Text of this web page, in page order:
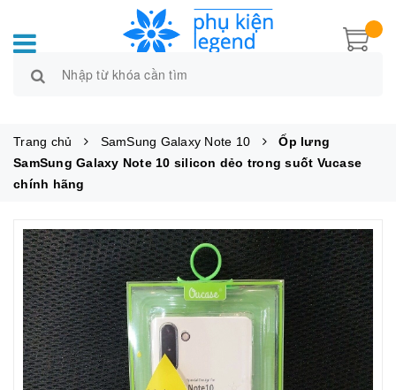
Trang chủ SamSung Galaxy Note 10
Ốp lưng
SamSung Galaxy Note 10 silicon dẻo trong suốt Vucase
chính hãng